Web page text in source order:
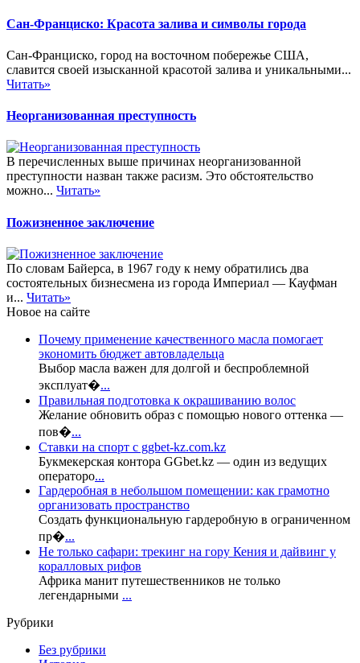
Сан-Франциско: Красота залива и символы города
Сан-Франциско, город на восточном побережье США,
славится своей изысканной красотой залива и уникальными...
Читать»
Неорганизованная преступность
В перечисленных выше причинах неорганизованной
преступности назван также расизм. Это обстоятельство
можно... Читать»
Пожизненное заключение
По словам Байерса, в 1967 году к нему обратились два
состоятельных бизнесмена из города Империал — Кауфман
и... Читать»
Новое на сайте
Почему применение качественного масла помогает
экономить бюджет автовладельца
Выбор масла важен для долгой и беспроблемной
эксплуат�...
Правильная подготовка к окрашиванию волос
Желание обновить образ с помощью нового оттенка —
пов�...
Ставки на спорт с ggbet-kz.com.kz
Букмекерская контора GGbet.kz — один из ведущих
операторо...
Гардеробная в небольшом помещении: как грамотно
организовать пространство
Создать функциональную гардеробную в ограниченном
пр�...
Не только сафари: трекинг на гору Кения и дайвинг у
коралловых рифов
Африка манит путешественников не только
легендарными ...
Рубрики
Без рубрики